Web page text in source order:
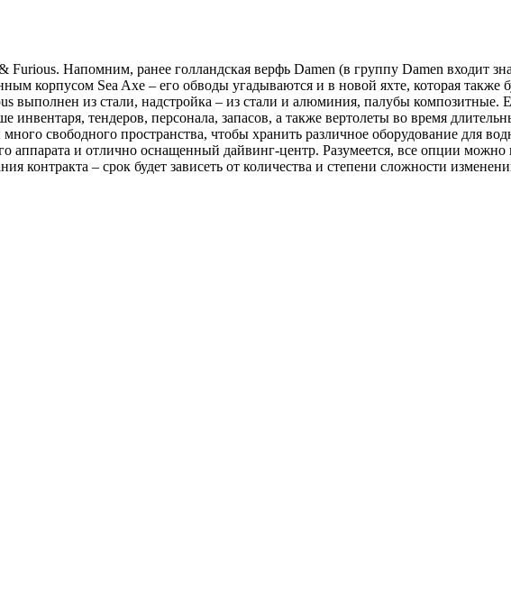
Напомним, ранее голландская верфь Damen (в группу Damen входит
корпусом Sea Axe – его обводы угадываются и в новой яхте, которая также
выполнен из стали, надстройка – из стали и алюминия, палубы композитные.
тендеров, персонала, запасов, а также вертолеты во время
свободного пространства, чтобы хранить различное оборудование для
аппарата и отлично оснащенный дайвинг-центр. Разумеется, все опции можно
контракта – срок будет зависеть от количества и степени сложности